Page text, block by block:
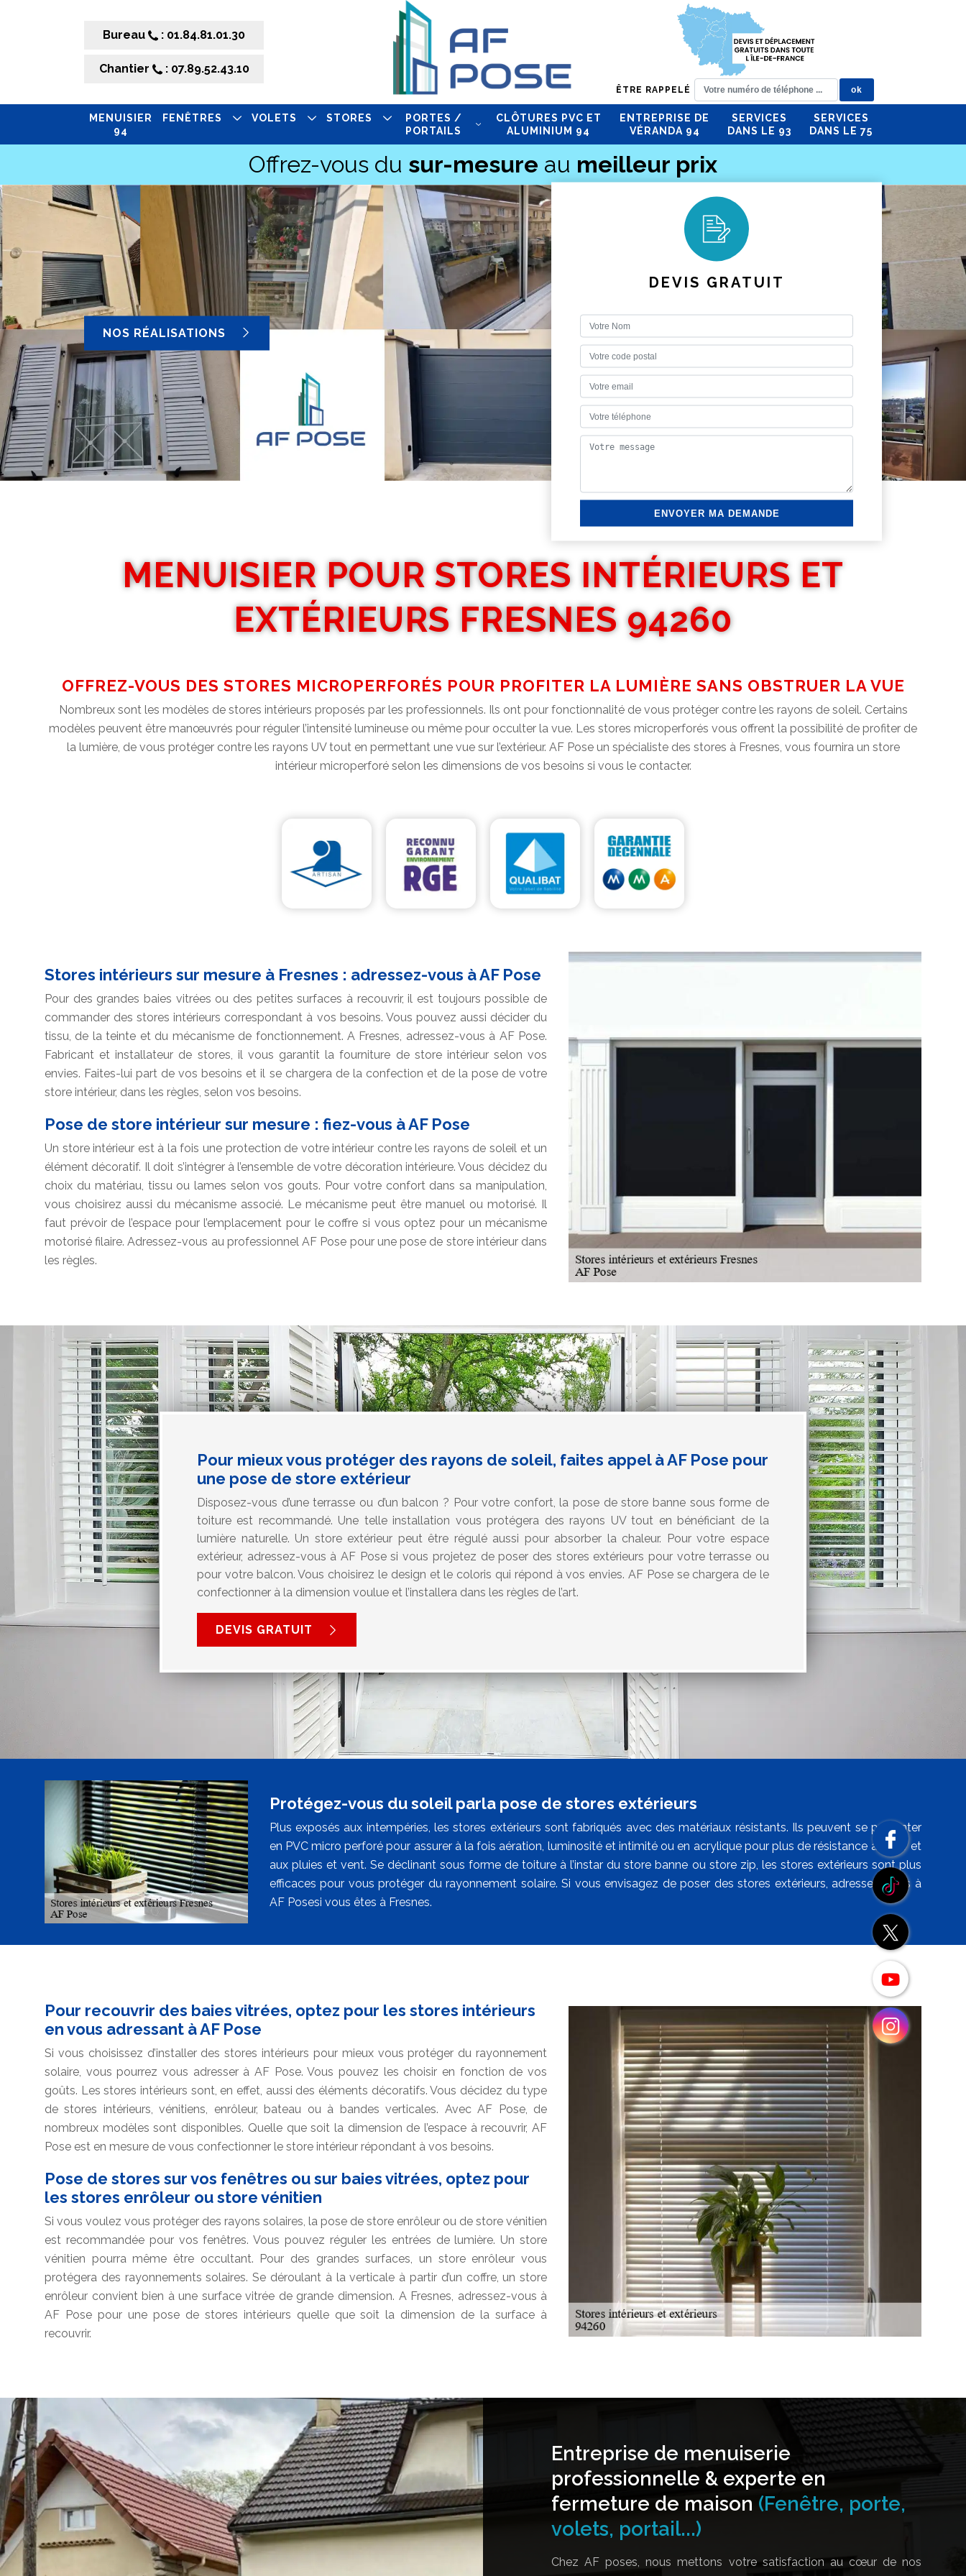
Bureau : 01.84.81.01.30
Chantier : 07.89.52.43.10
ÊTRE RAPPELÉ
MENUISIER
94
FENÊTRES VOLETS STORES
PORTES /
PORTAILS
CLÔTURES PVC ET
ALUMINIUM 94
ENTREPRISE DE
VÉRANDA 94
SERVICES
DANS LE 93
SERVICES
DANS LE 75
Offrez-vous du sur-mesure au meilleur prix
NOS RÉALISATIONS
DEVIS GRATUIT
MENUISIER POUR STORES INTÉRIEURS ET
EXTÉRIEURS FRESNES 94260
OFFREZ-VOUS DES STORES MICROPERFORÉS POUR PROFITER LA LUMIÈRE SANS OBSTRUER LA VUE
Nombreux sont les modèles de stores intérieurs proposés par les professionnels. Ils ont pour fonctionnalité de vous protéger contre les rayons de soleil. Certains
modèles peuvent être manœuvrés pour réguler l’intensité lumineuse ou même pour occulter la vue. Les stores microperforés vous offrent la possibilité de profiter de
la lumière, de vous protéger contre les rayons UV tout en permettant une vue sur l’extérieur. AF Pose un spécialiste des stores à Fresnes, vous fournira un store
intérieur microperforé selon les dimensions de vos besoins si vous le contacter.
Stores intérieurs sur mesure à Fresnes : adressez-vous à AF Pose
Pour des grandes baies vitrées ou des petites surfaces à recouvrir, il est toujours possible de
commander des stores intérieurs correspondant à vos besoins. Vous pouvez aussi décider du
tissu, de la teinte et du mécanisme de fonctionnement. A Fresnes, adressez-vous à AF Pose.
Fabricant et installateur de stores, il vous garantit la fourniture de store intérieur selon vos
envies. Faites-lui part de vos besoins et il se chargera de la confection et de la pose de votre
store intérieur, dans les règles, selon vos besoins.
Pose de store intérieur sur mesure : fiez-vous à AF Pose
Un store intérieur est à la fois une protection de votre intérieur contre les rayons de soleil et un
élément décoratif. Il doit s’intégrer à l’ensemble de votre décoration intérieure. Vous décidez du
choix du matériau, tissu ou lames selon vos gouts. Pour votre confort dans sa manipulation,
vous choisirez aussi du mécanisme associé. Le mécanisme peut être manuel ou motorisé. Il
faut prévoir de l’espace pour l’emplacement pour le coffre si vous optez pour un mécanisme
motorisé filaire. Adressez-vous au professionnel AF Pose pour une pose de store intérieur dans
les règles.
Pour mieux vous protéger des rayons de soleil, faites appel à AF Pose pour
une pose de store extérieur
Disposez-vous d’une terrasse ou d’un balcon ? Pour votre confort, la pose de store banne sous forme de
toiture est recommandé. Une telle installation vous protégera des rayons UV tout en bénéficiant de la
lumière naturelle. Un store extérieur peut être régulé aussi pour absorber la chaleur. Pour votre espace
extérieur, adressez-vous à AF Pose si vous projetez de poser des stores extérieurs pour votre terrasse ou
pour votre balcon. Vous choisirez le design et le coloris qui répond à vos envies. AF Pose se chargera de le
confectionner à la dimension voulue et l’installera dans les règles de l’art.
DEVIS GRATUIT
Protégez-vous du soleil parla pose de stores extérieurs
Plus exposés aux intempéries, les stores extérieurs sont fabriqués avec des matériaux résistants. Ils peuvent se présenter
en PVC micro perforé pour assurer à la fois aération, luminosité et intimité ou en acrylique pour plus de résistance aux UV et
aux pluies et vent. Se déclinant sous forme de toiture à l’instar du store banne ou store zip, les stores extérieurs sont plus
efficaces pour vous protéger du rayonnement solaire. Si vous envisagez de poser des stores extérieurs, adressez-vous à
AF Posesi vous êtes à Fresnes.
Pour recouvrir des baies vitrées, optez pour les stores intérieurs
en vous adressant à AF Pose
Si vous choisissez d’installer des stores intérieurs pour mieux vous protéger du rayonnement
solaire, vous pourrez vous adresser à AF Pose. Vous pouvez les choisir en fonction de vos
goûts. Les stores intérieurs sont, en effet, aussi des éléments décoratifs. Vous décidez du type
de stores intérieurs, vénitiens, enrôleur, bateau ou à bandes verticales. Avec AF Pose, de
nombreux modèles sont disponibles. Quelle que soit la dimension de l’espace à recouvrir, AF
Pose est en mesure de vous confectionner le store intérieur répondant à vos besoins.
Pose de stores sur vos fenêtres ou sur baies vitrées, optez pour
les stores enrôleur ou store vénitien
Si vous voulez vous protéger des rayons solaires, la pose de store enrôleur ou de store vénitien
est recommandée pour vos fenêtres. Vous pouvez réguler les entrées de lumière. Un store
vénitien pourra même être occultant. Pour des grandes surfaces, un store enrôleur vous
protégera des rayonnements solaires. Se déroulant à la verticale à partir d’un coffre, un store
enrôleur convient bien à une surface vitrée de grande dimension. A Fresnes, adressez-vous à
AF Pose pour une pose de stores intérieurs quelle que soit la dimension de la surface à
recouvrir.
Entreprise de menuiserie
professionnelle & experte en
fermeture de maison (Fenêtre, porte,
volets, portail...)
Chez AF poses, nous mettons votre satisfaction au cœur de nos